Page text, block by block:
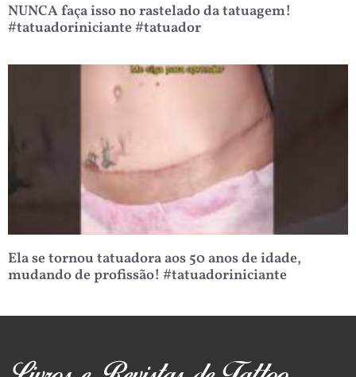
NUNCA faça isso no rastelado da tatuagem!
#tatuadoriniciante #tatuador
Ela se tornou tatuadora aos 50 anos de idade,
mudando de profissão! #tatuadoriniciante